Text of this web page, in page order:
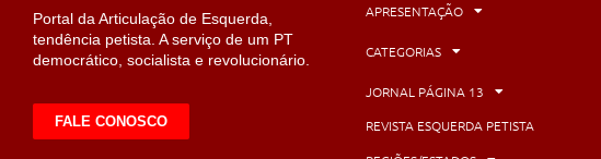
Portal da Articulação de Esquerda,
tendência petista. A serviço de um PT
democrático, socialista e revolucionário.
FALE CONOSCO
APRESENTAÇÃO
CATEGORIAS
JORNAL PÁGINA 13
REVISTA ESQUERDA PETISTA